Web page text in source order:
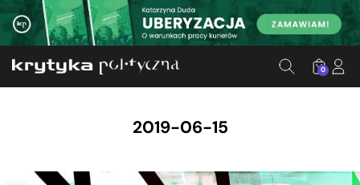
0
2019-06-15